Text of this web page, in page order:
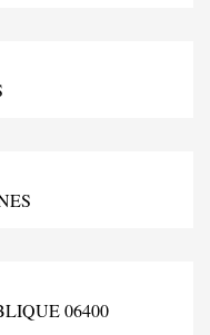
06400